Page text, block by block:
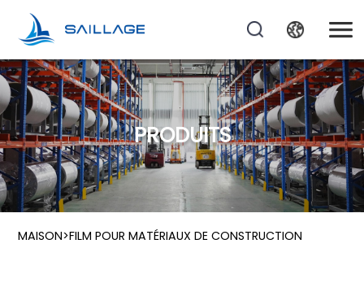
PRODUITS
MAISON>FILM POUR MATÉRIAUX DE CONSTRUCTION